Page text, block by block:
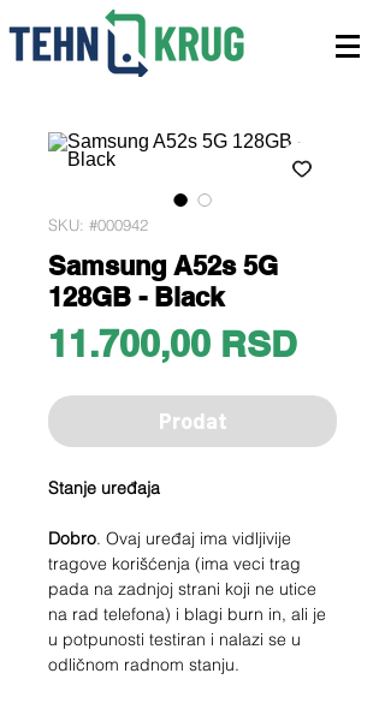
SKU: #000942
Samsung A52s 5G
128GB - Black
11.700,00 RSDPrice
Prodat
Stanje uređaja
Dobro. Ovaj uređaj ima vidljivije
tragove korišćenja (ima veci trag
pada na zadnjoj strani koji ne utice
na rad telefona) i blagi burn in, ali je
u potpunosti testiran i nalazi se u
odličnom radnom stanju.